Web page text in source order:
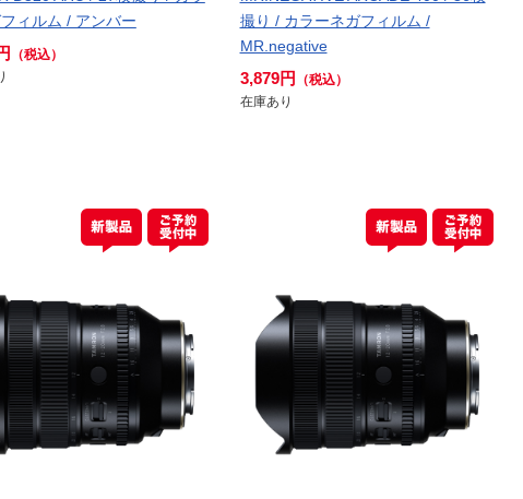
ィルム / アンバー
（税込）
撮り / カラーネガフィルム /
MR.negative
3,879円
（税込）
在庫あり